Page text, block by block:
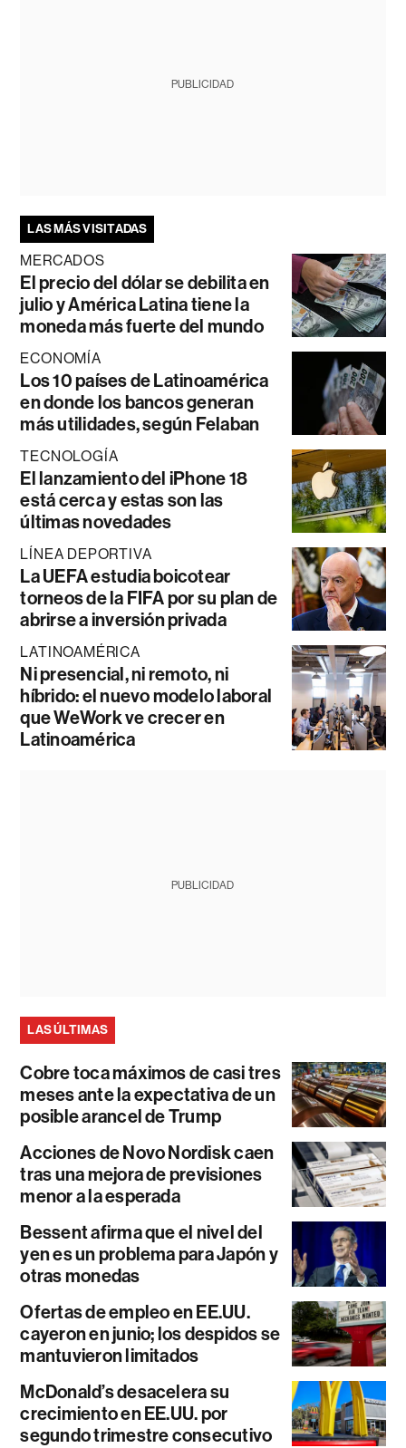
PUBLICIDAD
LAS MÁS VISITADAS
MERCADOS
El precio del dólar se debilita en
julio y América Latina tiene la
moneda más fuerte del mundo
ECONOMÍA
Los 10 países de Latinoamérica
en donde los bancos generan
más utilidades, según Felaban
TECNOLOGÍA
El lanzamiento del iPhone 18
está cerca y estas son las
últimas novedades
LÍNEA DEPORTIVA
La UEFA estudia boicotear
torneos de la FIFA por su plan de
abrirse a inversión privada
LATINOAMÉRICA
Ni presencial, ni remoto, ni
híbrido: el nuevo modelo laboral
que WeWork ve crecer en
Latinoamérica
PUBLICIDAD
LAS ÚLTIMAS
Cobre toca máximos de casi tres
meses ante la expectativa de un
posible arancel de Trump
Acciones de Novo Nordisk caen
tras una mejora de previsiones
menor a la esperada
Bessent afirma que el nivel del
yen es un problema para Japón y
otras monedas
Ofertas de empleo en EE.UU.
cayeron en junio; los despidos se
mantuvieron limitados
McDonald’s desacelera su
crecimiento en EE.UU. por
segundo trimestre consecutivo